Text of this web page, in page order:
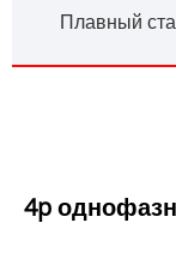
Плавный
4p